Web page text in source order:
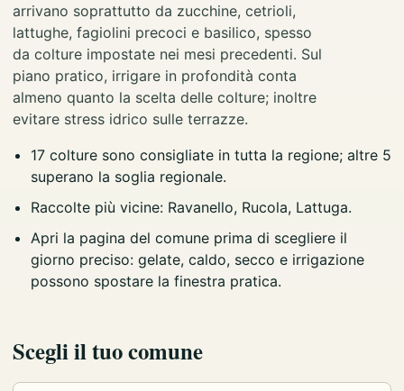
arrivano soprattutto da zucchine, cetrioli,
lattughe, fagiolini precoci e basilico, spesso
da colture impostate nei mesi precedenti. Sul
piano pratico, irrigare in profondità conta
almeno quanto la scelta delle colture; inoltre
evitare stress idrico sulle terrazze.
17 colture sono consigliate in tutta la regione; altre 5
superano la soglia regionale.
Raccolte più vicine: Ravanello, Rucola, Lattuga.
Apri la pagina del comune prima di scegliere il
giorno preciso: gelate, caldo, secco e irrigazione
possono spostare la finestra pratica.
Scegli il tuo comune